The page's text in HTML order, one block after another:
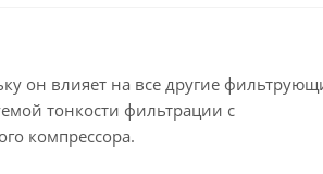
он влияет на все другие
тонкости фильтрации с
компрессора.